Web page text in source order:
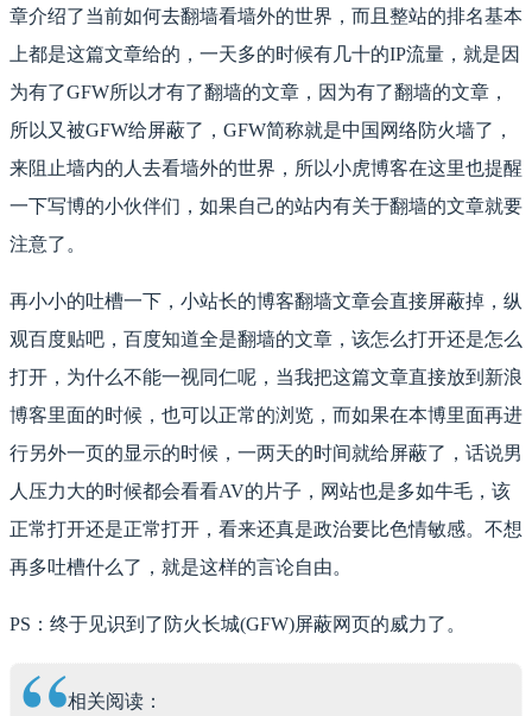
章介绍了当前如何去翻墙看墙外的世界，而且整站的排名基本
上都是这篇文章给的，一天多的时候有几十的IP流量，就是因
为有了GFW所以才有了翻墙的文章，因为有了翻墙的文章，
所以又被GFW给屏蔽了，GFW简称就是中国网络防火墙了，
来阻止墙内的人去看墙外的世界，所以小虎博客在这里也提醒
一下写博的小伙伴们，如果自己的站内有关于翻墙的文章就要
注意了。
再小小的吐槽一下，小站长的博客翻墙文章会直接屏蔽掉，纵
观百度贴吧，百度知道全是翻墙的文章，该怎么打开还是怎么
打开，为什么不能一视同仁呢，当我把这篇文章直接放到新浪
博客里面的时候，也可以正常的浏览，而如果在本博里面再进
行另外一页的显示的时候，一两天的时间就给屏蔽了，话说男
人压力大的时候都会看看AV的片子，网站也是多如牛毛，该
正常打开还是正常打开，看来还真是政治要比色情敏感。不想
再多吐槽什么了，就是这样的言论自由。
PS：终于见识到了防火长城(GFW)屏蔽网页的威力了。
相关阅读：